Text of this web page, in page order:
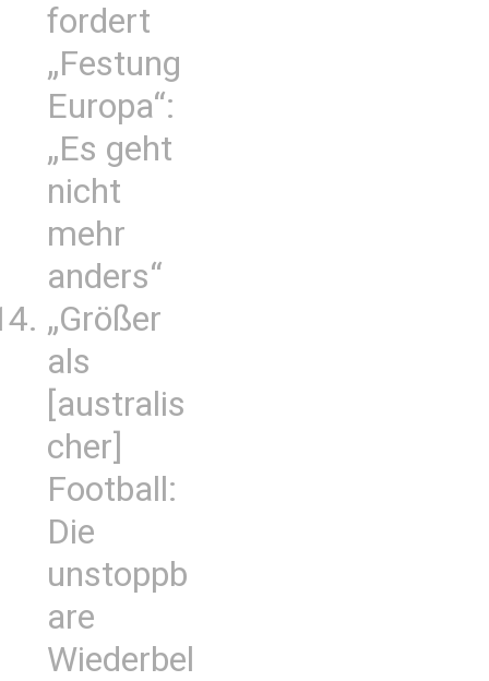
fordert
„Festung
Europa“:
„Es geht
nicht
mehr
anders“
„Größer
als
[australis
cher]
Football:
Die
unstoppb
are
Wiederbel